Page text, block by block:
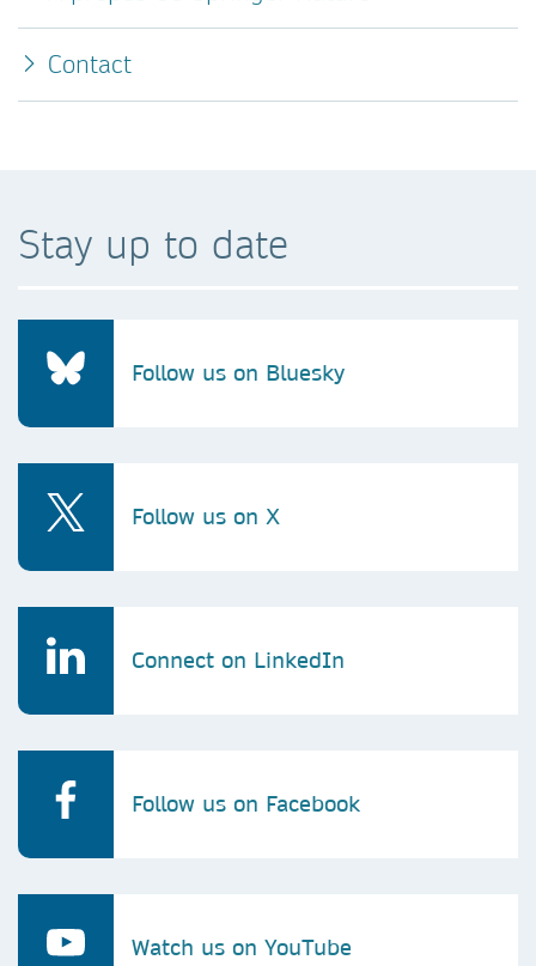
Contact
Stay up to date
Follow us on Bluesky
Follow us on X
Connect on LinkedIn
Follow us on Facebook
Watch us on YouTube